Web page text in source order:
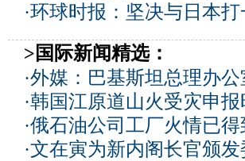
·环球时报：坚决与日本
>国际新闻精选：
·外媒：巴基斯坦总理办
·韩国江原道山火受灾申
·俄石油公司工厂火情已
·文在寅为新内阁长官颁